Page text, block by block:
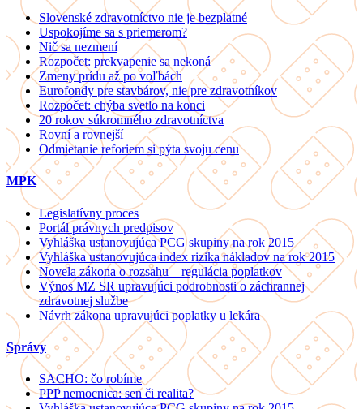
Slovenské zdravotníctvo nie je bezplatné
Uspokojíme sa s priemerom?
Nič sa nezmení
Rozpočet: prekvapenie sa nekoná
Zmeny prídu až po voľbách
Eurofondy pre stavbárov, nie pre zdravotníkov
Rozpočet: chýba svetlo na konci
20 rokov súkromného zdravotníctva
Rovní a rovnejší
Odmietanie reforiem si pýta svoju cenu
MPK
Legislatívny proces
Portál právnych predpisov
Vyhláška ustanovujúca PCG skupiny na rok 2015
Vyhláška ustanovujúca index rizika nákladov na rok 2015
Novela zákona o rozsahu – regulácia poplatkov
Výnos MZ SR upravujúci podrobnosti o záchrannej
zdravotnej službe
Návrh zákona upravujúci poplatky u lekára
Správy
SACHO: čo robíme
PPP nemocnica: sen či realita?